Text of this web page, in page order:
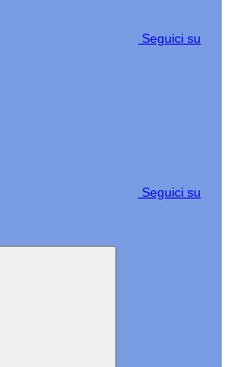
Seguici su
Seguici su